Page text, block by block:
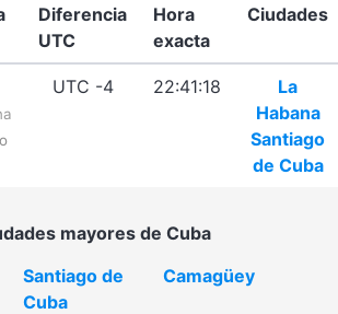
Diferencia
UTC
Hora
exacta
Ciudades
UTC -4 22:41:18
La
Habana
Santiago
de Cuba
mayores de Cuba
Santiago de
Cuba
Camagüey